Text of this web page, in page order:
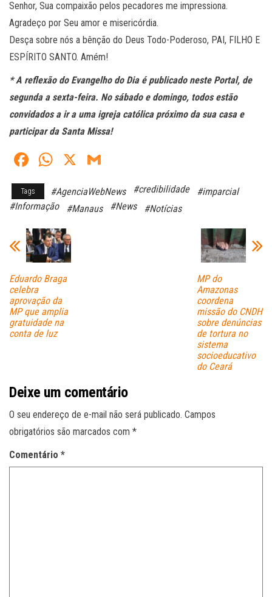
Senhor, Sua compaixão pelos pecadores me impressiona.
Agradeço por Seu amor e misericórdia.
Desça sobre nós a bênção do Deus Todo-Poderoso, PAI, FILHO E
ESPÍRITO SANTO. Amém!
* A reflexão do Evangelho do Dia é publicado neste Portal, de
segunda a sexta-feira. No sábado e domingo, todos estão
convidados a ir a uma igreja católica próximo da sua casa e
participar da Santa Missa!
Fa
ce
bo
ok
W
ts
pp
X
ail
Tags #AgenciaWebNews #credibilidade
#imparcial
#Informação
#Manaus #News #Notícias
Eduardo Braga
celebra
aprovação da
MP que amplia
gratuidade na
conta de luz
MP do
Amazonas
coordena
missão do CNDH
sobre denúncias
de tortura no
sistema
socioeducativo
do Ceará
Deixe um comentário
O seu endereço de e-mail não será publicado. Campos
obrigatórios são marcados com *
Comentário *